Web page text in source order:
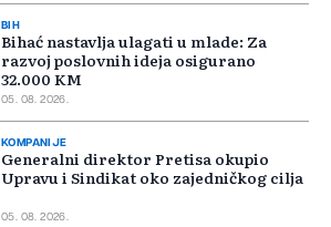
BIH
Bihać nastavlja ulagati u mlade: Za
razvoj poslovnih ideja osigurano
32.000 KM
05. 08. 2026.
KOMPANIJE
Generalni direktor Pretisa okupio
Upravu i Sindikat oko zajedničkog cilja
05. 08. 2026.